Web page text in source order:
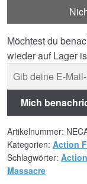
Möchtest du
wieder auf Lager
Mich
Artikelnummer:
Kategorien: Action
Schlagwörter:
Massacre